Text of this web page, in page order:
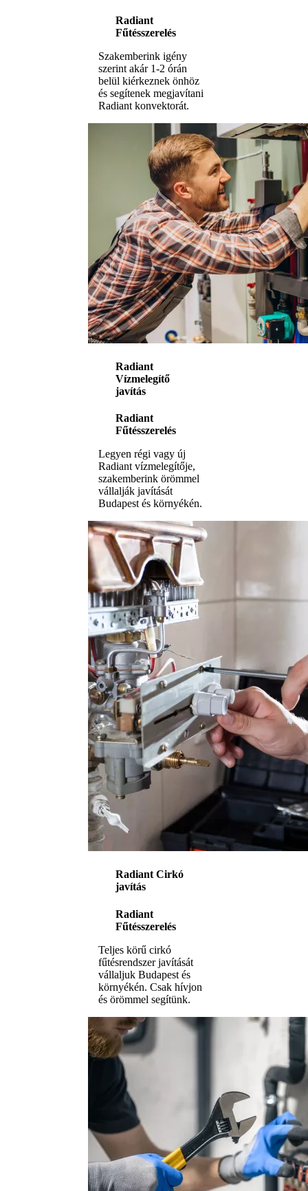
Radiant
Fűtésszerelés
Szakemberink igény
szerint akár 1-2 órán
belül kiérkeznek önhöz
és segítenek megjavítani
Radiant konvektorát.
Radiant
Vízmelegítő
javítás
Radiant
Fűtésszerelés
Legyen régi vagy új
Radiant vízmelegítője,
szakemberink örömmel
vállalják javítását
Budapest és környékén.
Radiant Cirkó
javítás
Radiant
Fűtésszerelés
Teljes körű cirkó
fűtésrendszer javítását
vállaljuk Budapest és
környékén. Csak hívjon
és örömmel segítünk.